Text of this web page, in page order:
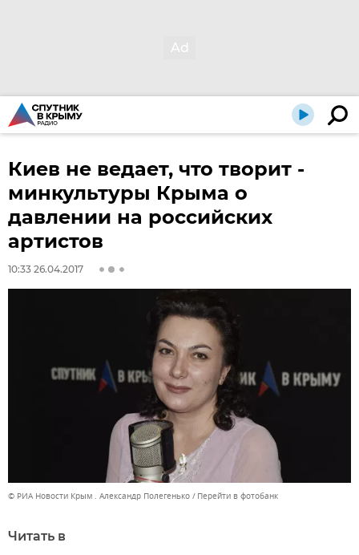
Киев не ведает, что творит -
минкультуры Крыма о
давлении на российских
артистов
10:33 26.04.2017
© РИА Новости Крым . Александр Полегенько Перейти в фотобанк
Читать в